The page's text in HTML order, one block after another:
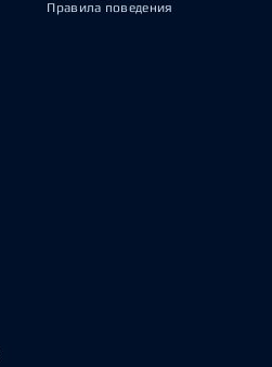
Правила поведения